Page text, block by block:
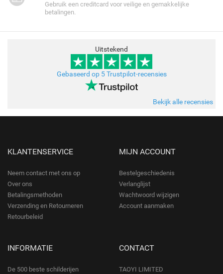
Gebruik een creditcard voor veilige en gemakkelijke
betalingen.
Uitstekend
Gebaseerd op 5 Trustpilot-recensies
Bekijk alle recensies
KLANTENSERVICE
Neem contact met ons op
Over ons
Betalingsmethoden
Verzending en Retourneren
Retourbeleid
MIJN ACCOUNT
Bestelgeschiedenis
Verlanglijst
Wachtwoord wijzigen
Account aanmaken
INFORMATIE
De 500 beste schilderijen
CONTACT
TAOYI LIMITED